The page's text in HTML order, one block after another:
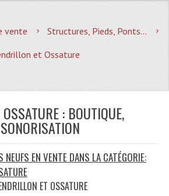
MAGASIN
Quoi De Neuf?
Plan Acces, Horaires.
Location De Matériel
Le Matériel D´occasion
Recherche Avancée
vente
Structures, Pieds, Ponts...
et Ossature
: BOUTIQUE,
EN VENTE DANS LA CATÉGORIE:
ET OSSATURE